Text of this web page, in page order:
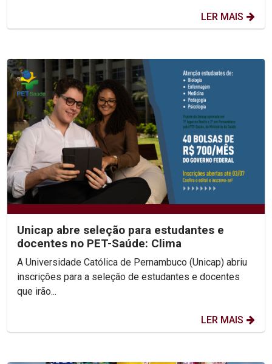
LER MAIS
Unicap abre seleção para estudantes e
docentes no PET-Saúde: Clima
A Universidade Católica de Pernambuco (Unicap) abriu
inscrições para a seleção de estudantes e docentes
que irão...
LER MAIS